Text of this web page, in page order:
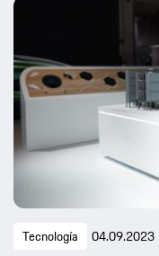
Tecnología 04.09.2023